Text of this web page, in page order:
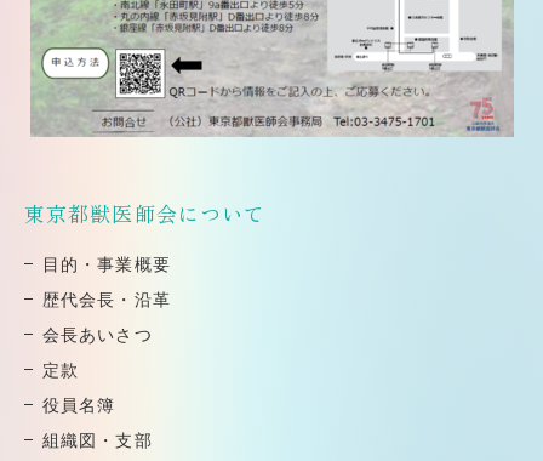
東京都獣医師会について
⽬的・事業概要
歴代会⻑・沿⾰
会⻑あいさつ
定款
役員名簿
組織図・⽀部